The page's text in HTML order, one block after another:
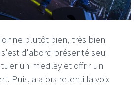
plutôt bien, très bien
s'est d'abord présenté seul
un medley et offrir un
Puis, a alors retenti la voix